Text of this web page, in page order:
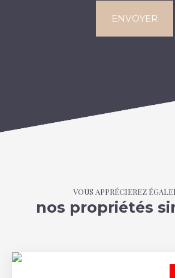
ENVOYER
VOUS APPRÉCIEREZ
nos propriétés